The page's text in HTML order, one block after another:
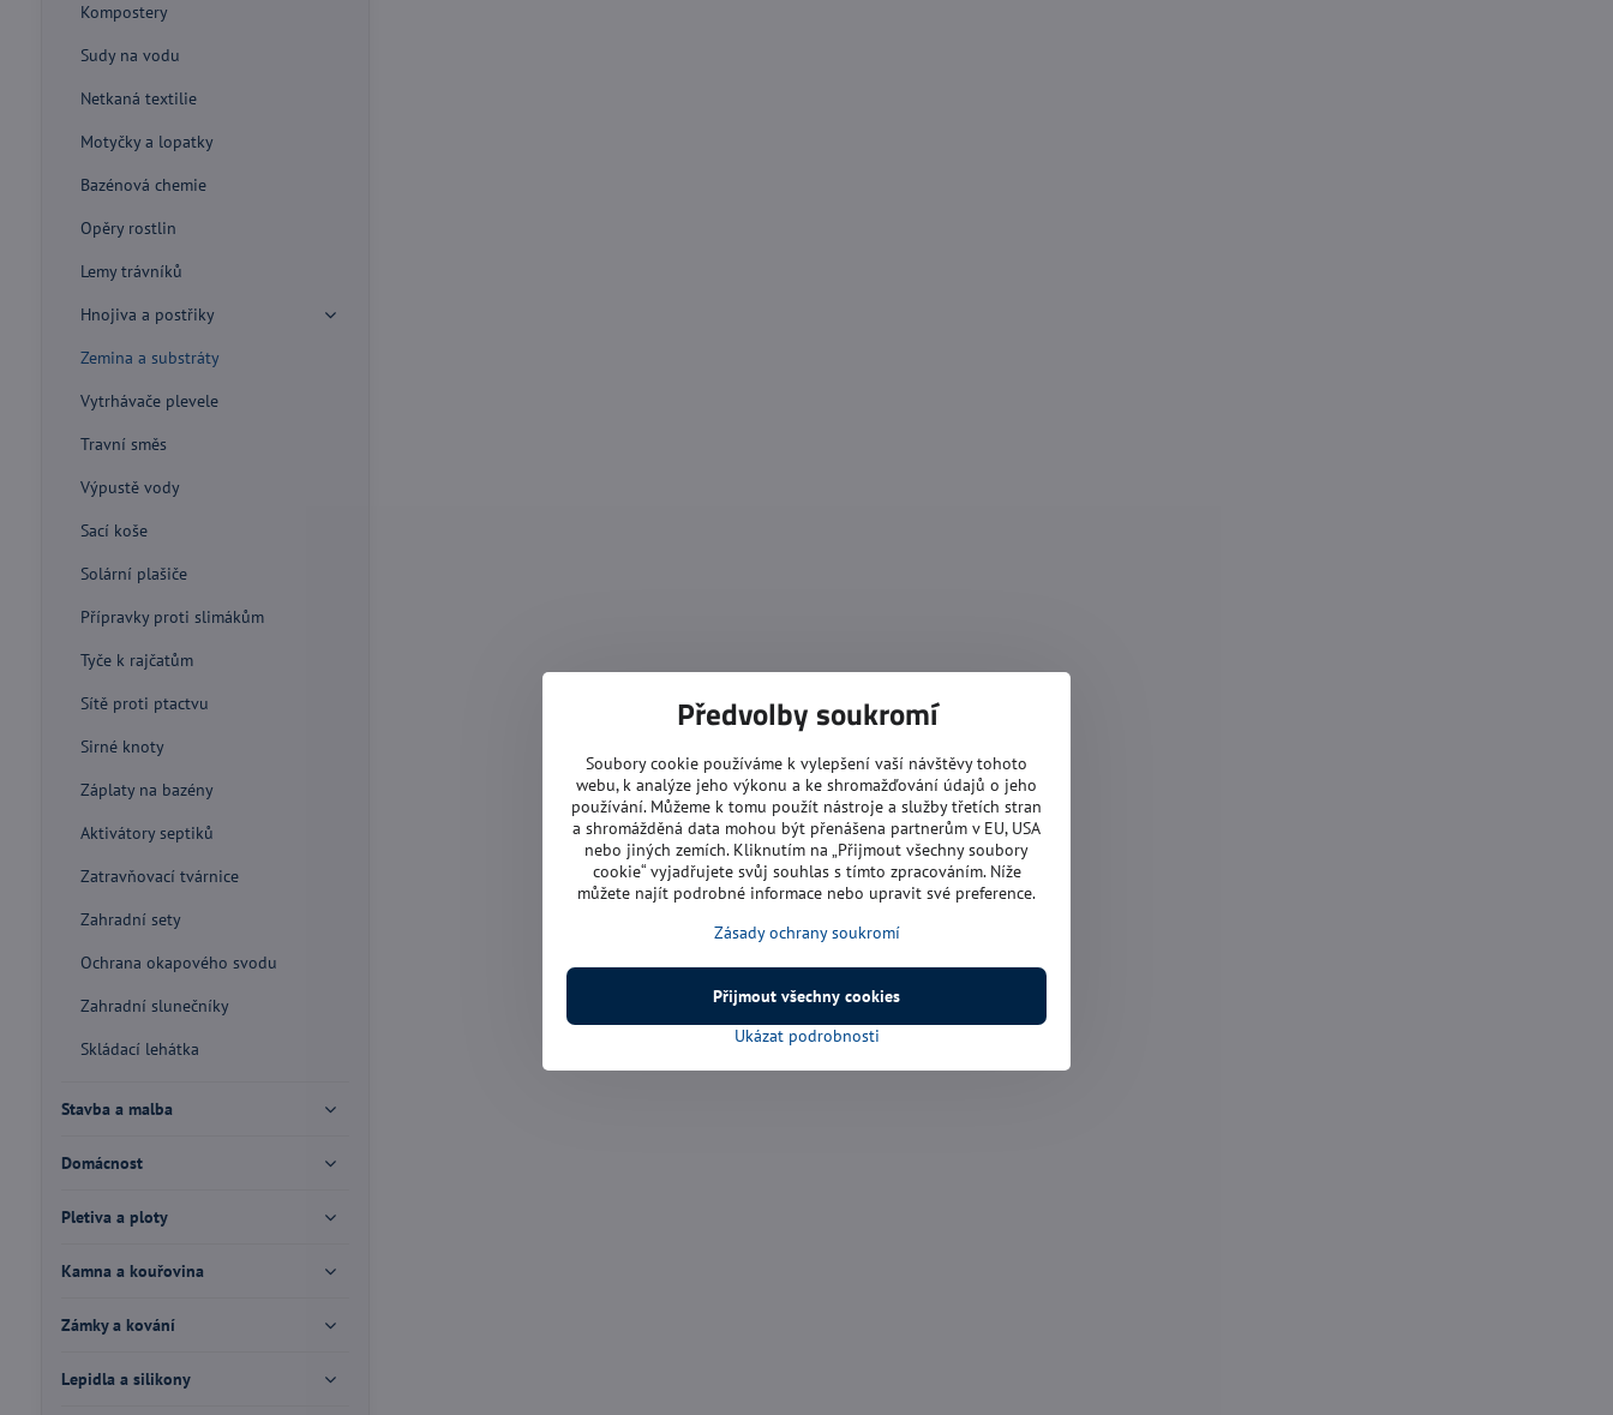
Kompostery
Sudy na vodu
Netkaná textilie
Motyčky a lopatky
Bazénová chemie
Opěry rostlin
Lemy trávníků
Hnojiva a postřiky
Zemina a substráty
Vytrhávače plevele
Travní směs
Výpustě vody
Sací koše
Solární plašiče
Přípravky proti slimákům
Tyče k rajčatům
Sítě proti ptactvu
Sirné knoty
Záplaty na bazény
Aktivátory septiků
Zatravňovací tvárnice
Zahradní sety
Ochrana okapového svodu
Zahradní slunečníky
Skládací lehátka
Stavba a malba
Domácnost
Pletiva a ploty
Kamna a kouřovina
Zámky a kování
Lepidla a silikony
Předvolby soukromí
Soubory cookie používáme k vylepšení vaší návštěvy tohoto
webu, k analýze jeho výkonu a ke shromažďování údajů o jeho
používání. Můžeme k tomu použít nástroje a služby třetích stran
a shromážděná data mohou být přenášena partnerům v EU, USA
nebo jiných zemích. Kliknutím na „Přijmout všechny soubory
cookie“ vyjadřujete svůj souhlas s tímto zpracováním. Níže
můžete najít podrobné informace nebo upravit své preference.
Zásady ochrany soukromí
Ukázat podrobnosti
Přijmout všechny cookies